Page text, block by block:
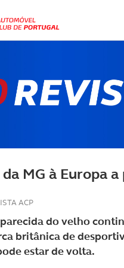
MG à Europa
ACP
do velho
britânica de
estar de volta.